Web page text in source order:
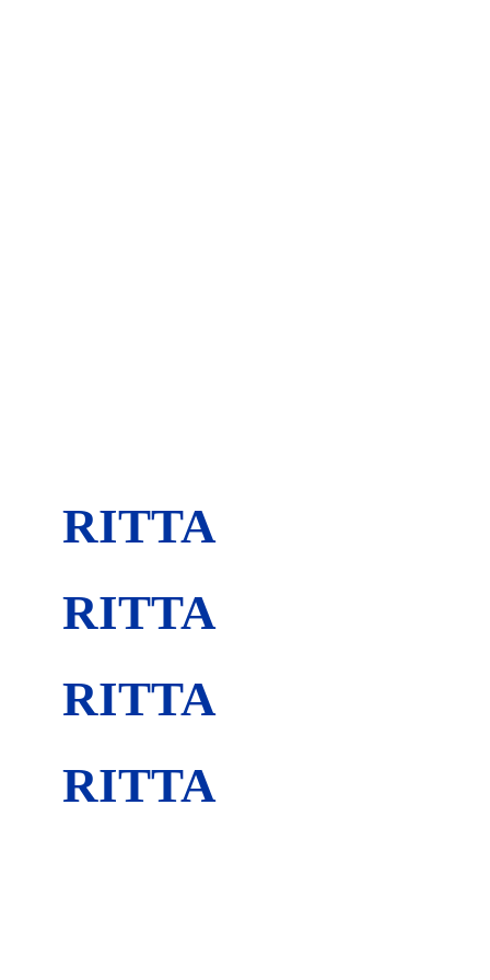
RITTA
RITTA
RITTA
RITTA